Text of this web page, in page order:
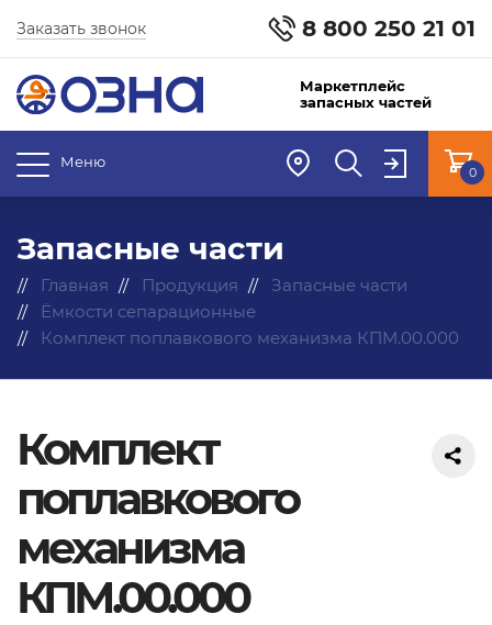
8 800 250 21 01
Заказать звонок
Маркетплейс
запасных частей
Меню
0
Запасные части
Главная Продукция
Запасные части
Ёмкости сепарационные
Комплект поплавкового механизма КПМ.00.000
Комплект
поплавкового
механизма
КПМ.00.000